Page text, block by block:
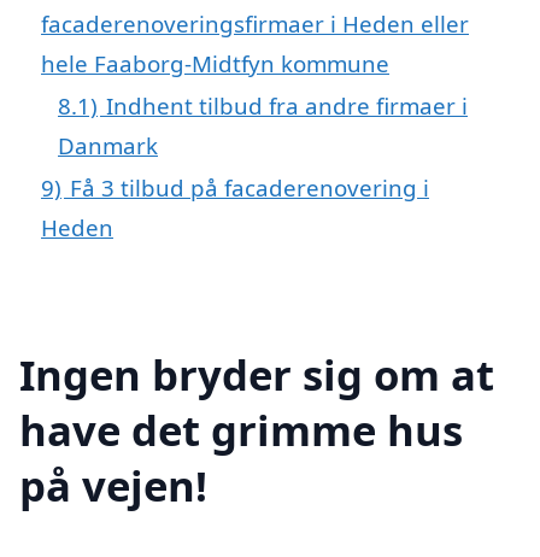
facaderenoveringsfirmaer i Heden eller
hele Faaborg-Midtfyn kommune
8.1) Indhent tilbud fra andre firmaer i
Danmark
9) Få 3 tilbud på facaderenovering i
Heden
Ingen bryder sig om at
have det grimme hus
på vejen!